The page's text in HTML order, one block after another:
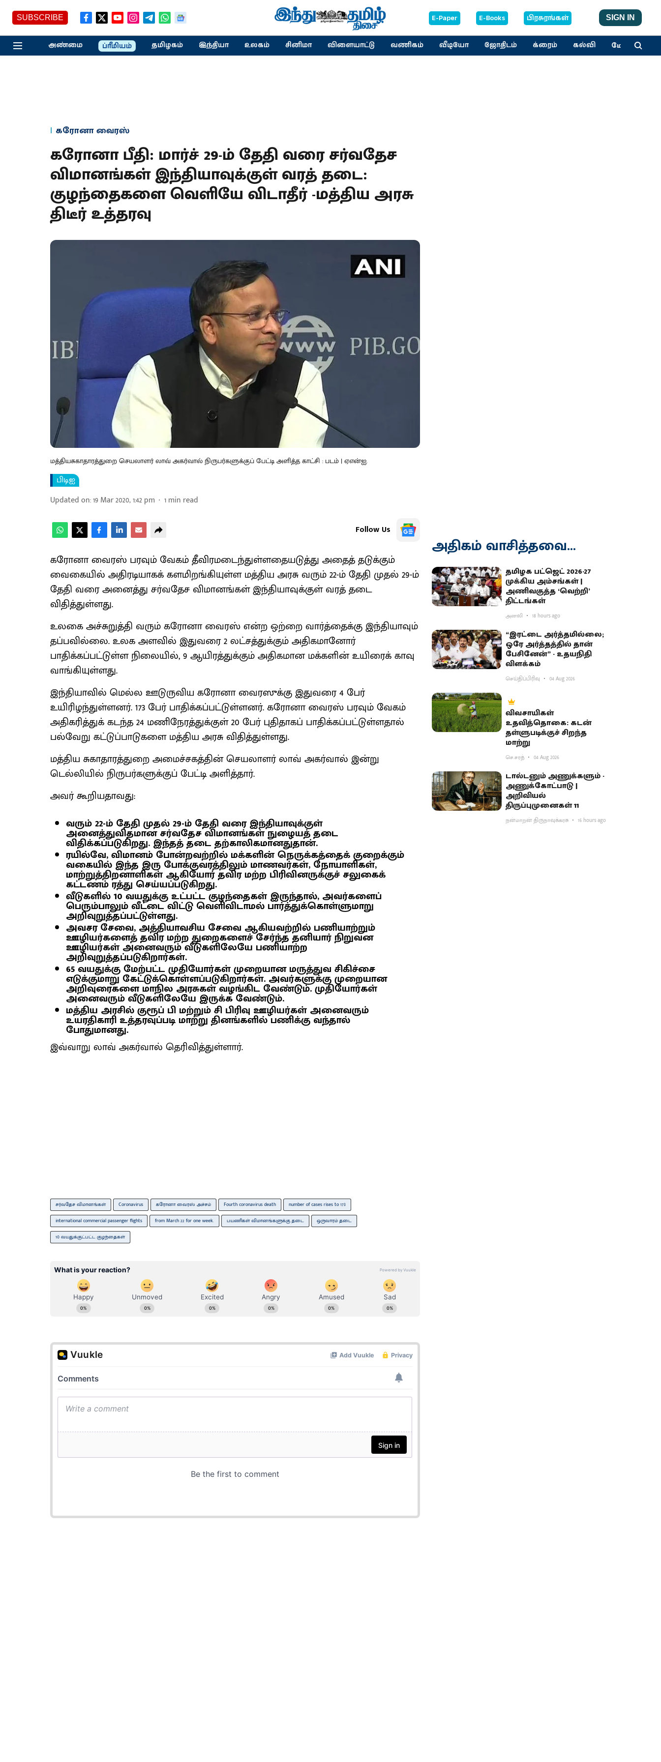
SUBSCRIBE E-Paper E-Books பிரசுரங்கள் SIGN IN
அண்மை ப்ரீமியம் தமிழகம் இந்தியா உலகம் சினிமா விளையாட்டு வணிகம் வீடியோ ஜோதிடம் க்ரைம் கல்வி மேலும்
கரோனா வைரஸ்
கரோனா பீதி: மார்ச் 29-ம் தேதி வரை சர்வதேச
விமானங்கள் இந்தியாவுக்குள் வரத் தடை:
குழந்தைகளை வெளியே விடாதீர் -மத்திய அரசு
திடீர் உத்தரவு
மத்தியசுகாதாரத்துறை செயலாளர் லாவ் அகர்வால் நிருபர்களுக்குப் பேட்டி அளித்த காட்சி : படம் | ஏஎன்ஐ.
பிடிஐ
Updated on:19 Mar 2020, 1:42 pm 1min read
Follow Us
கரோனா வைரஸ் பரவும் வேகம் தீவிரமடைந்துள்ளதையடுத்து அதைத் தடுக்கும்
வைகையில் அதிரடியாகக் களமிறங்கியுள்ள மத்திய அரசு வரும் 22-ம் தேதி முதல் 29-ம்
தேதி வரை அனைத்து சர்வதேச விமானங்கள் இந்தியாவுக்குள் வரத் தடை
விதித்துள்ளது.
உலகை அச்சுறுத்தி வரும் கரோனா வைரஸ் என்ற ஒற்றை வார்த்தைக்கு இந்தியாவும்
தப்பவில்லை. உலக அளவில் இதுவரை 2 லட்சத்துக்கும் அதிகமானோர்
பாதிக்கப்பட்டுள்ள நிலையில், 9 ஆயிரத்துக்கும் அதிகமான மக்களின் உயிரைக் காவு
வாங்கியுள்ளது.
இந்தியாவில் மெல்ல ஊடுருவிய கரோனா வைரஸுக்கு இதுவரை 4 பேர்
உயிரிழந்துள்ளனர். 173 பேர் பாதிக்கப்பட்டுள்ளனர். கரோனா வைரஸ் பரவும் வேகம்
அதிகரித்துக் கடந்த 24 மணிநேரத்துக்குள் 20 பேர் புதிதாகப் பாதிக்கப்பட்டுள்ளதால்
பல்வேறு கட்டுப்பாடுகளை மத்திய அரசு விதித்துள்ளது.
மத்திய சுகாதாரத்துறை அமைச்சகத்தின் செயலாளர் லாவ் அகர்வால் இன்று
டெல்லியில் நிருபர்களுக்குப் பேட்டி அளித்தார்.
அவர் கூறியதாவது:
வரும் 22-ம் தேதி முதல் 29-ம் தேதி வரை இந்தியாவுக்குள்
அனைத்துவிதமான சர்வதேச விமானங்கள் நுழையத் தடை
விதிக்கப்படுகிறது. இந்தத் தடை தற்காலிகமானதுதான்.
ரயில்வே, விமானம் போன்றவற்றில் மக்களின் நெருக்கத்தைக் குறைக்கும்
வகையில் இந்த இரு போக்குவரத்திலும் மாணவர்கள், நோயாளிகள்,
மாற்றுத்திறனாளிகள் ஆகியோர் தவிர மற்ற பிரிவினருக்குச் சலுகைக்
கட்டணம் ரத்து செய்யப்படுகிறது.
வீடுகளில் 10 வயதுக்கு உட்பட்ட குழந்தைகள் இருந்தால், அவர்களைப்
பெரும்பாலும் வீட்டை விட்டு வெளிவிடாமல் பார்த்துக்கொள்ளுமாறு
அறிவுறுத்தப்பட்டுள்ளது.
அவசர சேவை, அத்தியாவசிய சேவை ஆகியவற்றில் பணியாற்றும்
ஊழியர்களைத் தவிர மற்ற துறைகளைச் சேர்ந்த தனியார் நிறுவன
ஊழியர்கள் அனைவரும் வீடுகளிலேயே பணியாற்ற
அறிவுறுத்தப்படுகிறார்கள்.
65 வயதுக்கு மேற்பட்ட முதியோர்கள் முறையான மருத்துவ சிகிச்சை
எடுக்குமாறு கேட்டுக்கொள்ளப்படுகிறார்கள். அவர்களுக்கு முறையான
அறிவுரைகளை மாநில அரசுகள் வழங்கிட வேண்டும். முதியோர்கள்
அனைவரும் வீடுகளிலேயே இருக்க வேண்டும்.
மத்திய அரசில் குரூப் பி மற்றும் சி பிரிவு ஊழியர்கள் அனைவரும்
உயரதிகாரி உத்தரவுப்படி மாற்று தினங்களில் பணிக்கு வந்தால்
போதுமானது.
இவ்வாறு லாவ் அகர்வால் தெரிவித்துள்ளார்.
சர்வதேச விமானங்கள் Coronavirus கரோனா வைரஸ் அச்சம் Fourth coronavirus death number of cases rises to 173
international commercial passenger flights from March 22 for one week. பயணிகள் விமானங்களுக்கு தடை ஒருவாரம் தடை
10 வயதுக்குட்பட்ட குழந்தைகள்
அதிகம் வாசித்தவை...
தமிழக பட்ஜெட் 2026-27
முக்கிய அம்சங்கள் |
அணிவகுத்த ‘வெற்றி’
திட்டங்கள்
அனலி 18 hours ago
“இரட்டை அர்த்தமில்லை;
ஒரே அர்த்தத்தில் தான்
பேசினேன்” - உதயநிதி
விளக்கம்
செய்திப்பிரிவு 04 Aug 2026
விவசாயிகள்
உதவித்தொகை: கடன்
தள்ளுபடிக்குச் சிறந்த
மாற்று
செ.சரத் 04 Aug 2026
டால்டனும் அணுக்களும் -
அணுக்கோட்பாடு |
அறிவியல்
திருப்புமுனைகள் 11
நன்மாறன் திருநாவுக்கரசு 16 hours ago